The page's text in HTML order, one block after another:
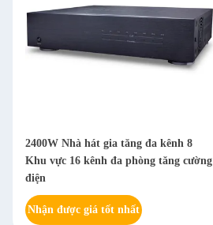
2400W Nhà hát gia tăng đa kênh 8
Khu vực 16 kênh đa phòng tăng cường
điện
Nhận được giá tốt nhất